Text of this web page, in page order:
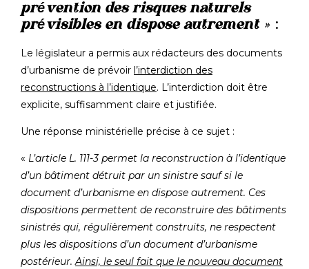
prévention des risques naturels
prévisibles en dispose autrement» :
Le législateur a permis aux rédacteurs des documents
d’urbanisme de prévoir l’interdiction des
reconstructions à l’identique. L’interdiction doit être
explicite, suffisamment claire et justifiée.
Une réponse ministérielle précise à ce sujet :
« L’article L. 111-3 permet la reconstruction à l’identique
d’un bâtiment détruit par un sinistre sauf si le
document d’urbanisme en dispose autrement. Ces
dispositions permettent de reconstruire des bâtiments
sinistrés qui, régulièrement construits, ne respectent
plus les dispositions d’un document d’urbanisme
postérieur.Ainsi, le seul fait que le nouveau document